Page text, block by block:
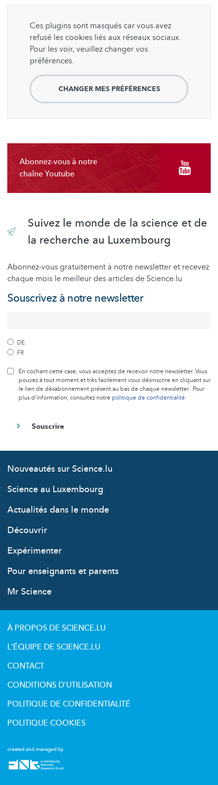
Ces plugins sont masqués car vous avez
refusé les cookies liés aux réseaux sociaux.
Pour les voir, veuillez changer vos
préférences.
CHANGER MES PRÉFÉRENCES
Abonnez-vous à notre
chaîne Youtube
Suivez le monde de la science et de
la recherche au Luxembourg
Abonnez-vous gratuitement à notre newsletter et recevez
chaque mois le meilleur des articles de Science.lu
Souscrivez à notre newsletter
DE
FR
En cochant cette case, vous acceptez de recevoir notre newsletter. Vous
pouvez à tout moment et très facilement vous désinscrire en cliquant sur
le lien de désabonnement présent au bas de chaque newsletter. Pour
plus d’information, consultez notre politique de confidentialité.
Nouveautés sur Science.lu
Science au Luxembourg
Actualités dans le monde
Découvrir
Expérimenter
Pour enseignants et parents
Mr Science
created and managed by
À PROPOS DE SCIENCE.LU
L'ÉQUIPE DE SCIENCE.LU
CONTACT
CONDITIONS D'UTILISATION
POLITIQUE DE CONFIDENTIALITÉ
POLITIQUE COOKIES